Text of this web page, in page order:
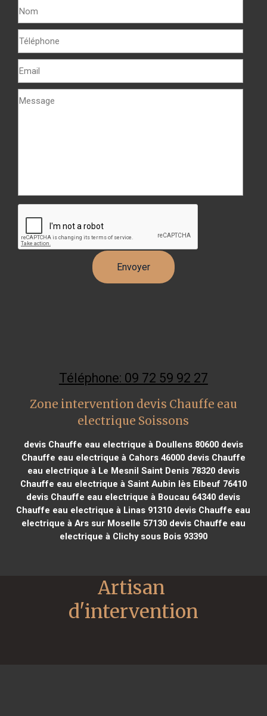
Téléphone: 09 72 59 92 27
Zone intervention devis Chauffe eau
electrique Soissons
devis Chauffe eau electrique à Doullens 80600devis
Chauffe eau electrique à Cahors 46000devis Chauffe
eau electrique à Le Mesnil Saint Denis 78320devis
Chauffe eau electrique à Saint Aubin lès Elbeuf 76410
devis Chauffe eau electrique à Boucau 64340 devis
Chauffe eau electrique à Linas 91310 devis Chauffe eau
electrique à Ars sur Moselle 57130devis Chauffe eau
electrique à Clichy sous Bois 93390
Artisan
d'intervention